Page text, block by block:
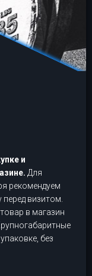
и
Для
рекомендуем
визитом.
в магазин
без